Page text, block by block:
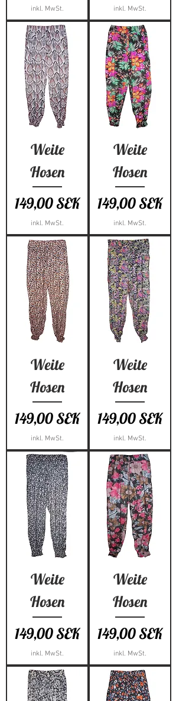
inkl. MwSt. inkl. MwSt.
Weite
Hosen
Preis
149,00 SEK
inkl. MwSt.
Weite
Hosen
Preis
149,00 SEK
inkl. MwSt.
Weite
Hosen
Preis
149,00 SEK
inkl. MwSt.
Weite
Hosen
Preis
149,00 SEK
inkl. MwSt.
Weite
Hosen
Preis
149,00 SEK
inkl. MwSt.
Weite
Hosen
Preis
149,00 SEK
inkl. MwSt.